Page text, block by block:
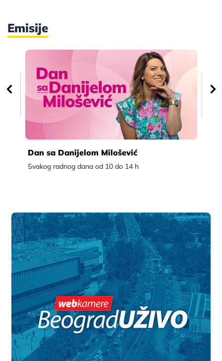
Emisije
Dan sa Danijelom Milošević
Svakog radnog dana od 10 do 14 h